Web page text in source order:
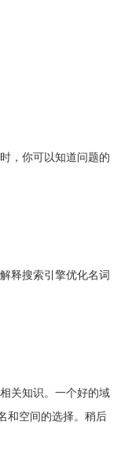
，你可以知道问题的
释搜索引擎优化名词
关知识。一个好的域
和空间的选择。稍后